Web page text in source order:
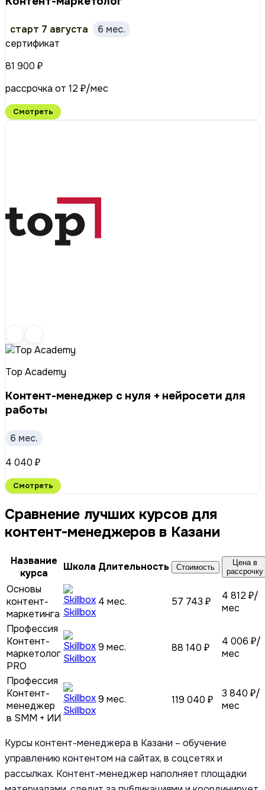
старт 7 августа
6 мес.
сертификат
81 900 ₽
рассрочка от 12 ₽/мес
Смотреть
Top Academy
Контент-менеджер с нуля + нейросети для
работы
6 мес.
4 040 ₽
Смотреть
Сравнение лучших курсов для
контент-менеджеров в Казани
Название
курса
Школа Длительность Стоимость
Цена в
рассрочку
Основы
контент-
маркетинга Skillbox
4 мес. 57 743 ₽
4 812 ₽/
мес
Профессия
Контент-
маркетолог
PRO
Skillbox
9 мес. 88 140 ₽
4 006 ₽/
мес
Профессия
Контент-
менеджер
в SMM + ИИ
Skillbox
9 мес. 119 040 ₽
3 840 ₽/
мес
Курсы контент-менеджера в Казани – обучение
управлению контентом на сайтах, в соцсетях и
рассылках. Контент-менеджер наполняет площадки